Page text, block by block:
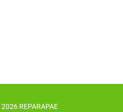
2026 REPARAPAE